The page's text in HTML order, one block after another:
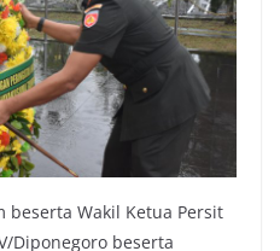
beserta Wakil Ketua Persit
Diponegoro beserta